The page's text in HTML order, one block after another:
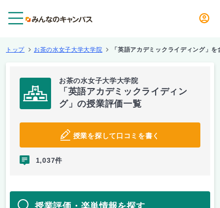
トップ お茶の水女子大学大学院 「英語アカデミックライディング」を
お茶の水女子大学大学院
「英語アカデミックライディン
グ」の授業評価一覧
授業を探して口コミを書く
1,037件
授業評価・楽単情報を探す